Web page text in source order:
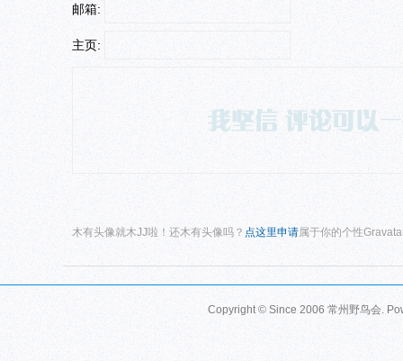
邮箱:
主页:
木有头像就木JJ啦！还木有头像吗？ 点这里申请 属于你的个性
Copyright © Since 2006 常州野鸟会.